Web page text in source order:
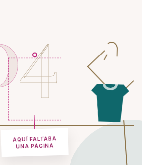
4
AQUÍ FALTABA
UNA PÁGINA